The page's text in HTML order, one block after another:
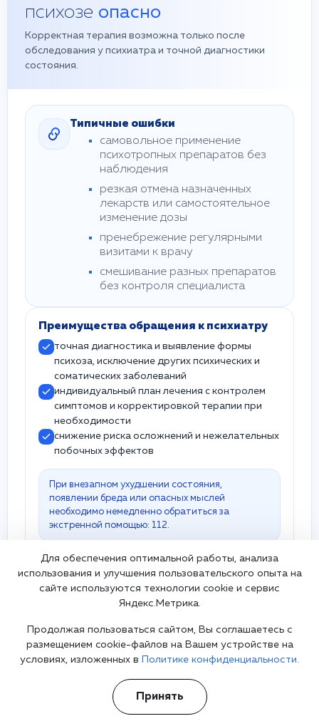
психозе опасно
Корректная терапия возможна только после
обследования у психиатра и точной диагностики
состояния.
Типичные ошибки
самовольное применение
психотропных препаратов без
наблюдения
резкая отмена назначенных
лекарств или самостоятельное
изменение дозы
пренебрежение регулярными
визитами к врачу
смешивание разных препаратов
без контроля специалиста
Преимущества обращения к психиатру
точная диагностика и выявление формы
психоза, исключение других психических и
соматических заболеваний
индивидуальный план лечения с контролем
симптомов и корректировкой терапии при
необходимости
снижение риска осложнений и нежелательных
побочных эффектов
При внезапном ухудшении состояния,
появлении бреда или опасных мыслей
необходимо немедленно обратиться за
экстренной помощью: 112.
других?
✅Гарантия анонимности 📞 +7 (495) 128-
74-68 🚑 Выезжаем круглосуточно в
Для обеспечения оптимальной работы, анализа
использования и улучшения пользовательского опыта на
сайте используются технологии cookie и сервис
Яндекс.Метрика.
Продолжая пользоваться сайтом, Вы соглашаетесь с
размещением cookie-файлов на Вашем устройстве на
условиях, изложенных в
Политике конфиденциальности.
Принять